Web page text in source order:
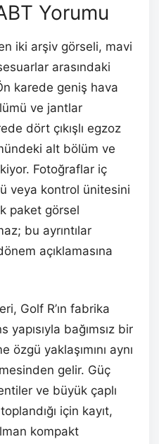
Yorumu
iki arşiv görseli, mavi
arasındaki
karede geniş hava
ve jantlar
dört çıkışlı egzoz
alt bölüm ve
Fotoğraflar iç
veya kontrol ünitesini
paket görsel
bu ayrıntılar
açıklamasına
Golf R’ın fabrika
yapısıyla bağımsız bir
özgü yaklaşımını aynı
gelir. Güç
ve büyük çaplı
için kayıt,
kompakt